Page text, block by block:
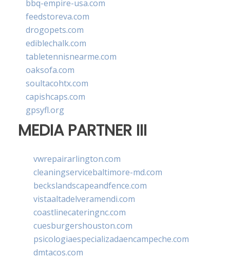
bbq-empire-usa.com
feedstoreva.com
drogopets.com
ediblechalk.com
tabletennisnearme.com
oaksofa.com
soultacohtx.com
capishcaps.com
gpsyfl.org
MEDIA PARTNER III
vwrepairarlington.com
cleaningservicebaltimore-md.com
beckslandscapeandfence.com
vistaaltadelveramendi.com
coastlinecateringnc.com
cuesburgershouston.com
psicologiaespecializadaencampeche.com
dmtacos.com